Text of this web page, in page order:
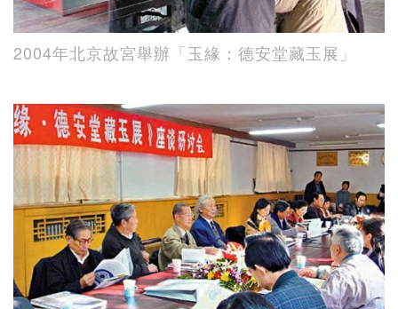
2004年北京故宮舉辦「玉緣：德安堂藏玉展」